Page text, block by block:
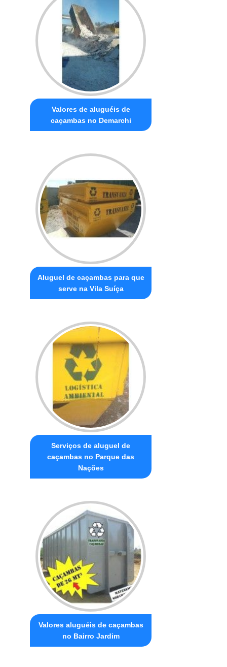
Valores de aluguéis de
caçambas no Demarchi
Aluguel de caçambas para que
serve na Vila Suíça
Serviços de aluguel de
caçambas no Parque das
Nações
Valores aluguéis de caçambas
no Bairro Jardim